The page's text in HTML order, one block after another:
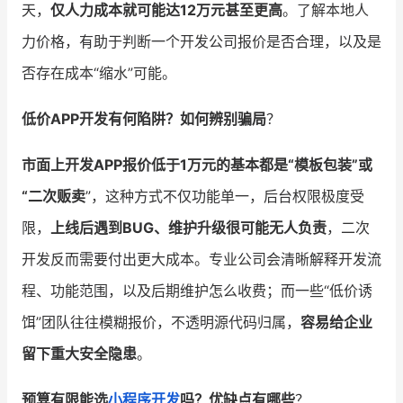
天， 仅人力成本就可能达12万元甚至更高。了解本地人
力价格，有助于判断一个开发公司报价是否合理，以及是
否存在成本“缩水”可能。
低价APP开发有何陷阱？如何辨别骗局？
市面上开发APP报价低于1万元的基本都是“模板包装”或
“二次贩卖”，这种方式不仅功能单一，后台权限极度受
限， 上线后遇到BUG、维护升级很可能无人负责，二次
开发反而需要付出更大成本。专业公司会清晰解释开发流
程、功能范围，以及后期维护怎么收费；而一些“低价诱
饵”团队往往模糊报价，不透明源代码归属， 容易给企业
留下重大安全隐患。